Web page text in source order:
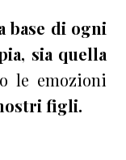
base di ogni
sia quella
le emozioni
figli.